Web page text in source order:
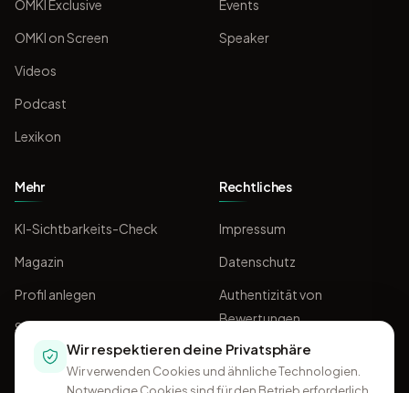
OMKI Exclusive
OMKI on Screen
Videos
Podcast
Lexikon
Events
Speaker
Mehr
KI-Sichtbarkeits-Check
Magazin
Profil anlegen
Sponsoring
Rechtliches
Impressum
Datenschutz
Authentizität von
Bewertungen
AGB
Wir respektieren deine Privatsphäre
Wir verwenden Cookies und ähnliche Technologien.